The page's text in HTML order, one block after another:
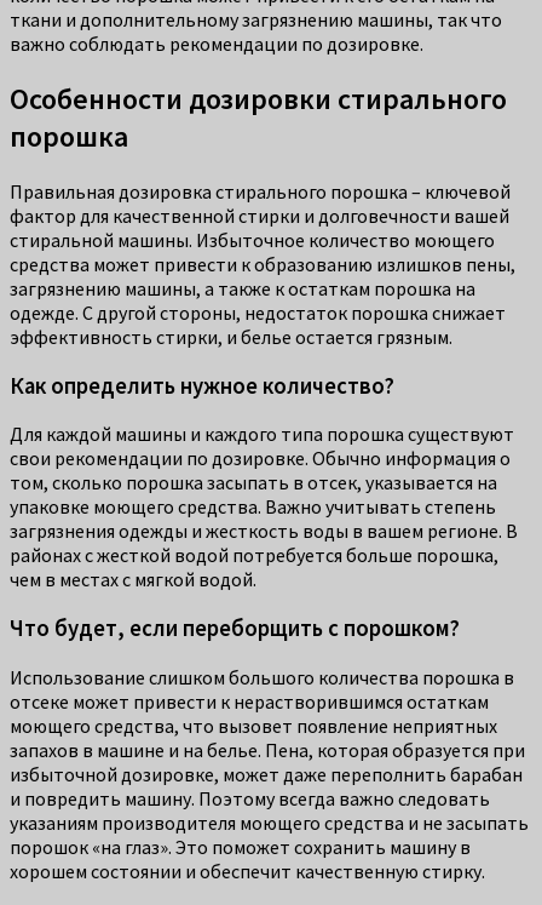
ткани и дополнительному загрязнению машины, так что
важно соблюдать рекомендации по дозировке.
Особенности дозировки стирального
порошка
Правильная дозировка стирального порошка – ключевой
фактор для качественной стирки и долговечности вашей
стиральной машины. Избыточное количество моющего
средства может привести к образованию излишков пены,
загрязнению машины, а также к остаткам порошка на
одежде. С другой стороны, недостаток порошка снижает
эффективность стирки, и белье остается грязным.
Как определить нужное количество?
Для каждой машины и каждого типа порошка существуют
свои рекомендации по дозировке. Обычно информация о
том, сколько порошка засыпать в отсек, указывается на
упаковке моющего средства. Важно учитывать степень
загрязнения одежды и жесткость воды в вашем регионе. В
районах с жесткой водой потребуется больше порошка,
чем в местах с мягкой водой.
Что будет, если переборщить с порошком?
Использование слишком большого количества порошка в
отсеке может привести к нерастворившимся остаткам
моющего средства, что вызовет появление неприятных
запахов в машине и на белье. Пена, которая образуется при
избыточной дозировке, может даже переполнить барабан
и повредить машину. Поэтому всегда важно следовать
указаниям производителя моющего средства и не засыпать
порошок «на глаз». Это поможет сохранить машину в
хорошем состоянии и обеспечит качественную стирку.